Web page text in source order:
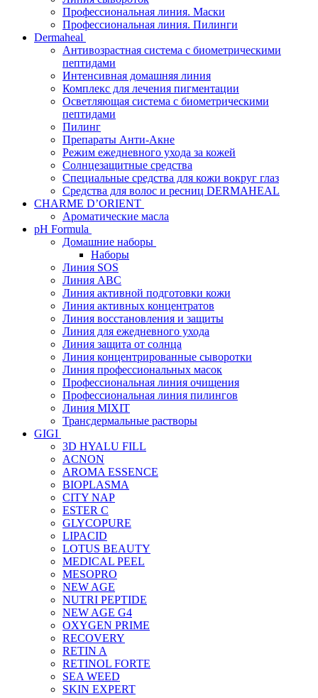
Профессиональная линия. Маски
Профессиональная линия. Пилинги
Dermaheal
Антивозрастная система с биометрическими
пептидами
Интенсивная домашняя линия
Комплекс для лечения пигментации
Осветляющая система с биометрическими
пептидами
Пилинг
Препараты Анти-Акне
Режим ежедневного ухода за кожей
Солнцезащитные средства
Специальные средства для кожи вокруг глаз
Средства для волос и ресниц DERMAHEAL
CHARME D’ORIENT
Ароматические масла
pH Formula
Домашние наборы
Наборы
Линия SOS
Линия АВС
Линия активной подготовки кожи
Линия активных концентратов
Линия восстановления и защиты
Линия для ежедневного ухода
Линия защита от солнца
Линия концентрированные сыворотки
Линия профессиональных масок
Профессиональная линия очищения
Профессиональная линия пилингов
Линия MIXIT
Трансдермальные растворы
GIGI
3D HYALU FILL
ACNON
AROMA ESSENCE
BIOPLASMA
CITY NAP
ESTER C
GLYCOPURE
LIPACID
LOTUS BEAUTY
MEDICAL PEEL
MESOPRO
NEW AGE
NUTRI PEPTIDE
NEW AGE G4
OXYGEN PRIME
RECOVERY
RETIN A
RETINOL FORTE
SEA WEED
SKIN EXPERT